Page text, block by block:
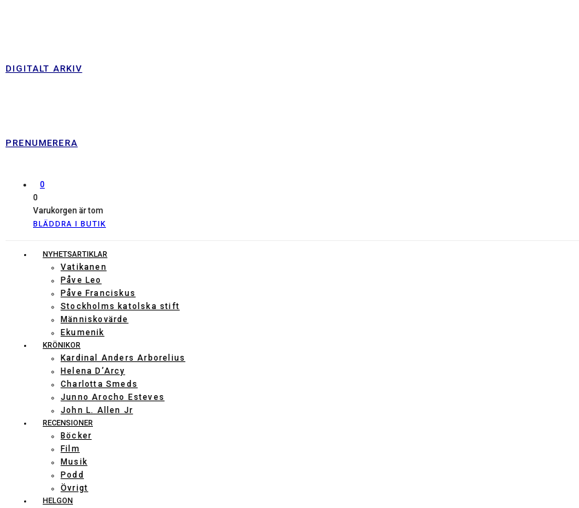
DIGITALT ARKIV
PRENUMERERA
0
0
Varukorgen är tom
BLÄDDRA I BUTIK
NYHETSARTIKLAR
Vatikanen
Påve Leo
Påve Franciskus
Stockholms katolska stift
Människovärde
Ekumenik
KRÖNIKOR
Kardinal Anders Arborelius
Helena D’Arcy
Charlotta Smeds
Junno Arocho Esteves
John L. Allen Jr
RECENSIONER
Böcker
Film
Musik
Podd
Övrigt
HELGON